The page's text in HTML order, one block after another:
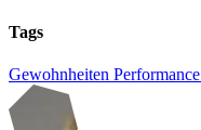
Tags
Gewohnheiten Performance